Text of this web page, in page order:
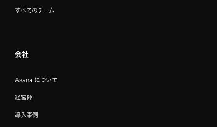
すべてのチーム
会社
Asana について
経営陣
導入事例